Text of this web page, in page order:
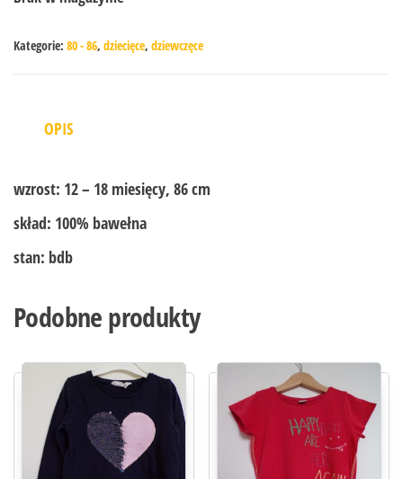
Kategorie: 80 - 86, dziecięce, dziewczęce
OPIS
wzrost: 12 – 18 miesięcy, 86 cm
skład: 100% bawełna
stan: bdb
Podobne produkty